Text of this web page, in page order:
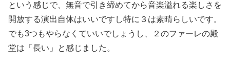
という感じで、無音で引き締めてから音楽溢れる楽しさを
開放する演出自体はいいですし特に３は素晴らしいです。
でも3つもやらなくていいでしょうし、２のファーレの殿
堂は「長い」と感じました。